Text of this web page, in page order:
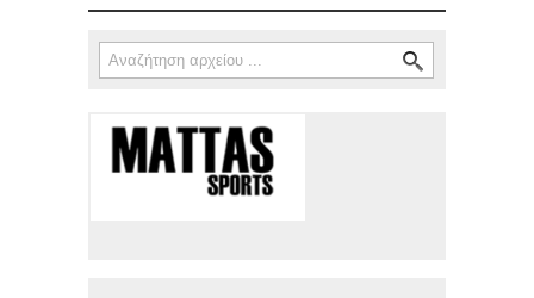
Φόρμα αναζήτησης
Αναζήτηση